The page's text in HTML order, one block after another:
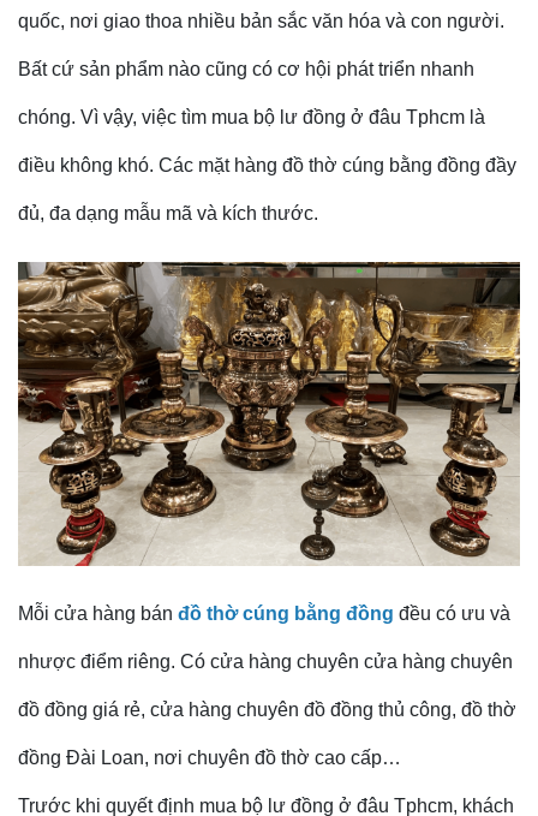
quốc, nơi giao thoa nhiều bản sắc văn hóa và con người.
Bất cứ sản phẩm nào cũng có cơ hội phát triển nhanh
chóng. Vì vậy, việc tìm mua bộ lư đồng ở đâu Tphcm là
điều không khó. Các mặt hàng đồ thờ cúng bằng đồng đầy
đủ, đa dạng mẫu mã và kích thước.
Mỗi cửa hàng bán đồ thờ cúng bằng đồng đều có ưu và
nhược điểm riêng. Có cửa hàng chuyên cửa hàng chuyên
đồ đồng giá rẻ, cửa hàng chuyên đồ đồng thủ công, đồ thờ
đồng Đài Loan, nơi chuyên đồ thờ cao cấp…
Trước khi quyết định mua bộ lư đồng ở đâu Tphcm, khách